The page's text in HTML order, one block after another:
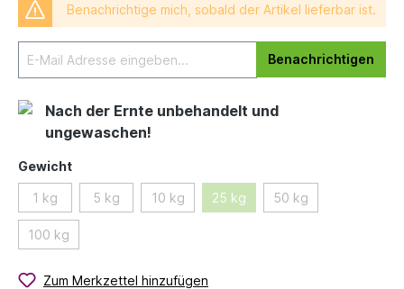
Benachrichtige mich, sobald der Artikel lieferbar ist.
Benachrichtigen
Nach der Ernte unbehandelt und
ungewaschen!
Gewicht
1 kg 5 kg 10 kg 25 kg 50 kg
100 kg
Zum Merkzettel hinzufügen